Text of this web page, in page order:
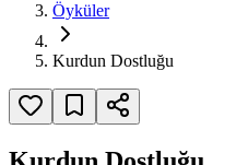
Öyküler
Kurdun Dostluğu